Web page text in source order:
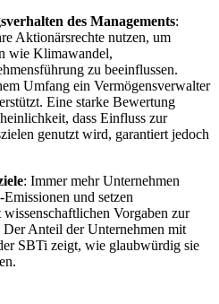
des Managements:
Aktionärsrechte nutzen, um
wie Klimawandel,
zu beeinflussen.
Umfang ein Vermögensverwalter
Eine starke Bewertung
dass Einfluss zur
genutzt wird, garantiert jedoch
: Immer mehr Unternehmen
und setzen
Vorgaben zur
Anteil der Unternehmen mit
SBTi zeigt, wie glaubwürdig sie